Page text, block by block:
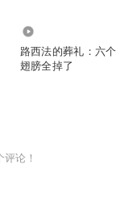
路西法的葬礼：六个
翅膀全掉了
论！